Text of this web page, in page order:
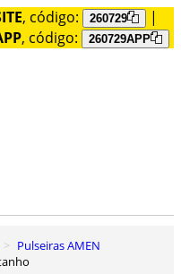
, código: 260729
|
, código: 260729APP
Pulseiras AMEN